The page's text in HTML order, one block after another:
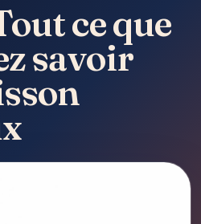
ce que
savoir